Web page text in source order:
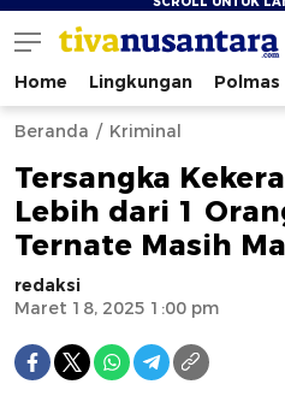
tivanusantara.com
Berita Nusantara
Home Lingkungan Polmas
Beranda Kriminal
Tersangka
Lebih dari 1
Ternate Masih
redaksi
Maret 18, 2025 1:00 pm